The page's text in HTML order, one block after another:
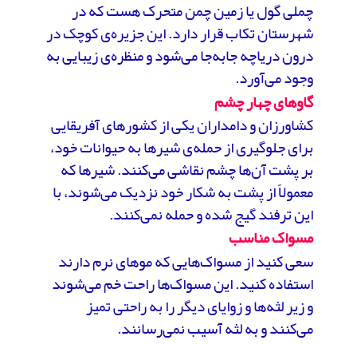
چملی گول یا زمین چمن متحرک هست که در
شهرستان تکاب قرار دارد. این جزیره‌ی کوچک در
درون دریاچه جابه‌جا می‌شود و منظره‌ی زیبایی به
وجود می‌آورد.
گاوهای چهار چشم
کشاورزان و دامداران یکی از کشورهای آفریقایی
برای جلوگیری از حمله‌ی شیرها به حیوانات خود،
بر پشت آن‌ها چشم نقاشی می‌کنند. شیرها که
معمولاً از پشت به شکار خود نزدیک می‌شوند، با
این ترفند گیج شده و حمله نمی‌کنند.
مسواک مناسب
سعی کنید از مسواک‌هایی که موهای نرم دارند
استفاده کنید. این مسواک‌ها راحت خم می‌شوند
و زیر لثه‌ها و زوایای دیگر را به راحتی تمیز
می‌کنند و به لثه آسیب نمی‌رسانند.